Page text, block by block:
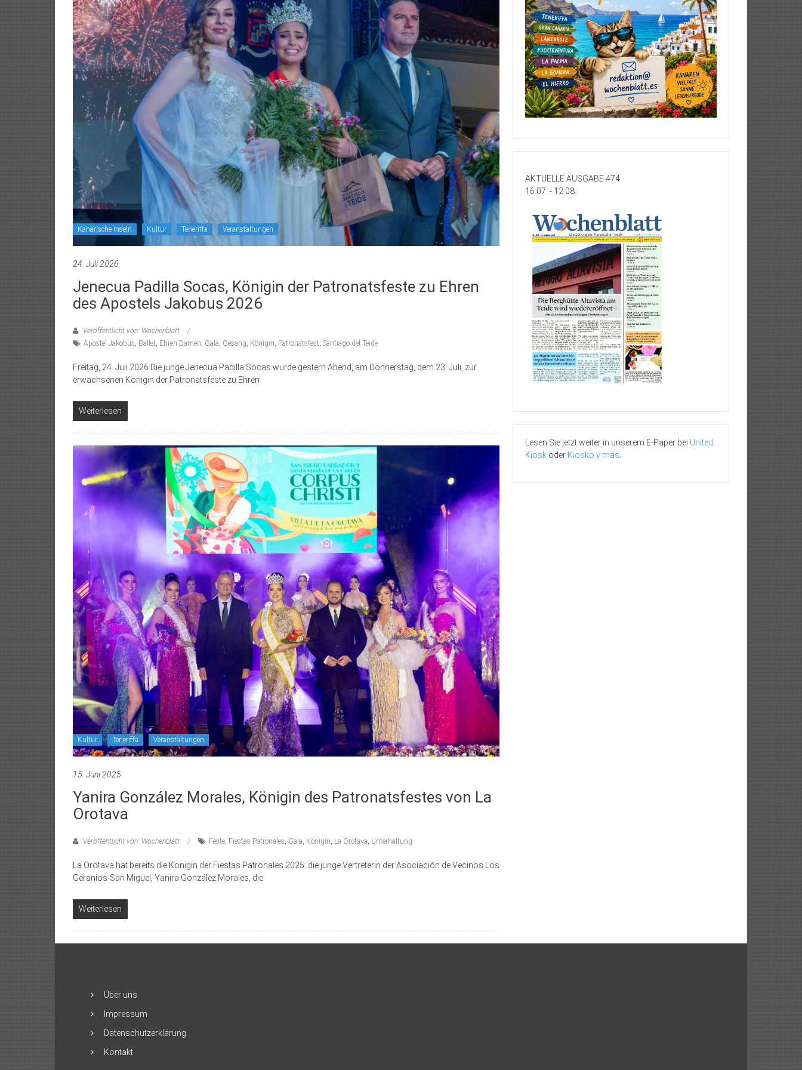
Kanarische Inseln Kultur Teneriffa Veranstaltungen
24. Juli 2026
Jenecua Padilla Socas, Königin der Patronatsfeste zu Ehren
des Apostels Jakobus 2026
Veröffentlicht von: Wochenblatt
Apostel Jakobus, Ballet, Ehren Damen, Gala, Gesang, Königin, Patronatsfest, Santiago del Teide
Freitag, 24. Juli 2026 Die junge Jenecua Padilla Socas wurde gestern Abend, am Donnerstag, dem 23. Juli, zur
erwachsenen Königin der Patronatsfeste zu Ehren
Weiterlesen
Kultur Teneriffa Veranstaltungen
15. Juni 2025
Yanira González Morales, Königin des Patronatsfestes von La
Orotava
Veröffentlicht von: Wochenblatt Feste Fiestas Patronales Gala Königin La Orotava Unterhaltung
La Orotava hat bereits die Königin der Fiestas Patronales 2025: die junge Vertreterin der Asociación de Vecinos Los
Geranios-San Miguel, Yanira González Morales, die
Weiterlesen
AKTUELLE AUSGABE 474
16.07. - 12.08.
Lesen Sie jetzt weiter in unserem E-Paper bei United
Kiosk oder Kiosko y más
Über uns
Impressum
Datenschutzerklärung
Kontakt